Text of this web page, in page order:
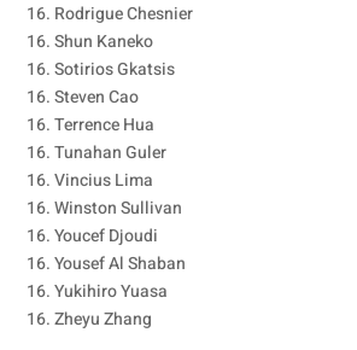
16. Rodrigue Chesnier
16. Shun Kaneko
16. Sotirios Gkatsis
16. Steven Cao
16. Terrence Hua
16. Tunahan Guler
16. Vincius Lima
16. Winston Sullivan
16. Youcef Djoudi
16. Yousef Al Shaban
16. Yukihiro Yuasa
16. Zheyu Zhang